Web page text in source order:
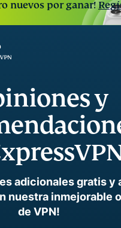
nuevos por ganar!
y
adicionales gratis y
nuestra inmejorable
de VPN!